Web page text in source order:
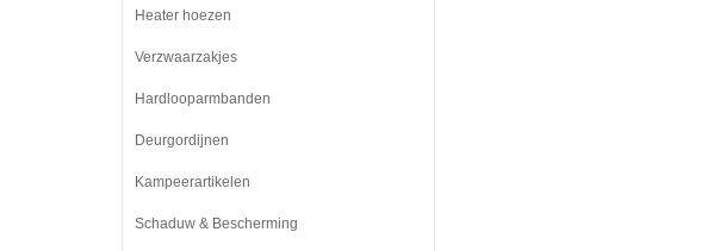
Heater hoezen
Verzwaarzakjes
Hardlooparmbanden
Deurgordijnen
Kampeerartikelen
Schaduw & Bescherming